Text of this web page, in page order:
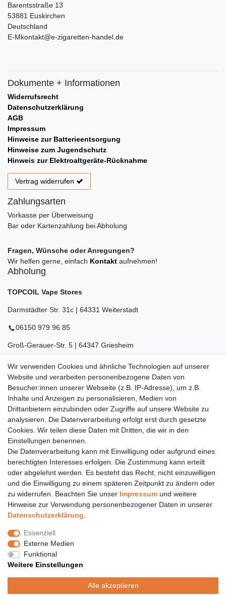
Barentsstraße 13
53881 Euskirchen
Deutschland
E-Mkontakt@e-zigaretten-handel.de
Dokumente + Informationen
Widerrufsrecht
Datenschutzerklärung
AGB
Impressum
Hinweise zur Batterieentsorgung
Hinweise zum Jugendschutz
Hinweis zur Elektroaltgeräte-Rücknahme
Vertrag widerrufen
Zahlungsarten
Vorkasse per Überweisung
Bar oder Kartenzahlung bei Abholung
Fragen, Wünsche oder Anregungen?
Wir helfen gerne, einfach Kontakt aufnehmen!
Abholung
TOPCOIL Vape Stores
Darmstädter Str. 31c | 64331 Weiterstadt
06150 979 96 85
Groß-Gerauer-Str. 5 | 64347 Griesheim
06155 834 88 58
Eberstädter Str. 21 | 64319 Pfungstadt
06157 984 88 55
Öffnungszeiten finden Sie hier: www.topcoil.de
E-MAIL **
Newsletter
Honig
Hiermit bestätige ich, dass ich dieDaten­schutz­erklärunggelesen habe.
Meine Einwilligung kann ich jederzeit widerrufen.**
Abonnieren
Versand
Versandinformation
Versandkosten nur 4,90€
- kostenfrei ab 39€ Warenwert
Wir verwenden Cookies und ähnliche Technologien auf unserer
Website und verarbeiten personenbezogene Daten von
Besucher:innen unserer Webseite (z.B. IP-Adresse), um z.B.
Inhalte und Anzeigen zu personalisieren, Medien von
Drittanbietern einzubinden oder Zugriffe auf unsere Website zu
analysieren. Die Datenverarbeitung erfolgt erst durch gesetzte
Cookies. Wir teilen diese Daten mit Dritten, die wir in den
Einstellungen benennen.
Die Datenverarbeitung kann mit Einwilligung oder aufgrund eines
berechtigten Interesses erfolgen. Die Zustimmung kann erteilt
oder abgelehnt werden. Es besteht das Recht, nicht einzuwilligen
und die Einwilligung zu einem späteren Zeitpunkt zu ändern oder
zu widerrufen. Beachten Sie unser Impressum und weitere
Hinweise zur Verwendung personenbezogener Daten in unserer
Daten­schutz­erklärung
Essenziell
Externe Medien
Funktional
Weitere Einstellungen
Alle akzeptieren